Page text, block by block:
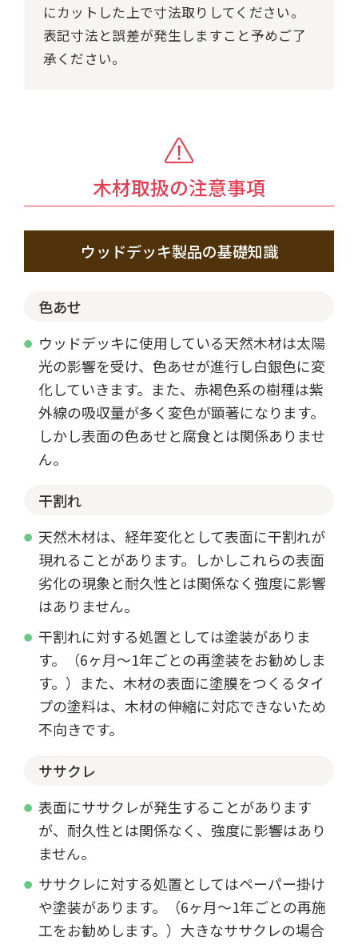
にカットした上で寸法取りしてください。
表記寸法と誤差が発生しますこと予めご了
承ください。
木材取扱の注意事項
ウッドデッキ製品の基礎知識
色あせ
ウッドデッキに使用している天然木材は太陽
光の影響を受け、色あせが進行し白銀色に変
化していきます。また、赤褐色系の樹種は紫
外線の吸収量が多く変色が顕著になります。
しかし表面の色あせと腐食とは関係ありませ
ん。
干割れ
天然木材は、経年変化として表面に干割れが
現れることがあります。しかしこれらの表面
劣化の現象と耐久性とは関係なく強度に影響
はありません。
干割れに対する処置としては塗装がありま
す。（6ヶ月～1年ごとの再塗装をお勧めしま
す。）また、木材の表面に塗膜をつくるタイ
プの塗料は、木材の伸縮に対応できないため
不向きです。
ササクレ
表面にササクレが発生することがあります
が、耐久性とは関係なく、強度に影響はあり
ません。
ササクレに対する処置としてはペーパー掛け
や塗装があります。（6ヶ月～1年ごとの再施
工をお勧めします。）大きなササクレの場合